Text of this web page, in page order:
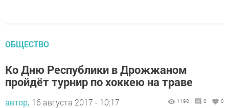
ОБЩЕСТВО
Ко Дню Республики в Дрожжаном
пройдёт турнир по хоккею на траве
автор, 16 августа 2017 - 10:17 1190 0 0